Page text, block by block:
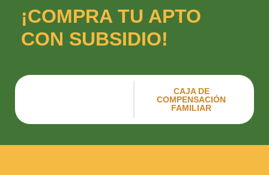
¡COMPRA TU APTO
CON SUBSIDIO!
CAJA DE
COMPENSACIÓN
FAMILIAR